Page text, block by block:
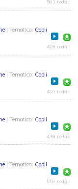
561 redări
| Tematica: Copii
428 redări
| Tematica: Copii
469 redări
| Tematica: Copii
438 redări
| Tematica: Copii
559 redări